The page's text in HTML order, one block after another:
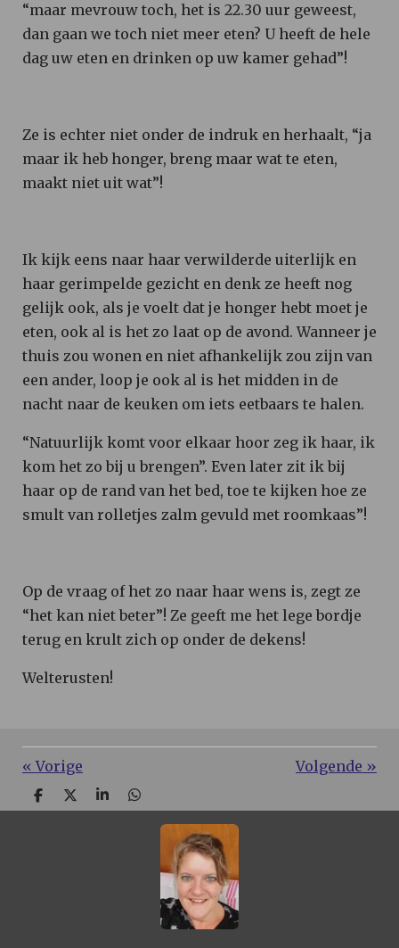
“maar mevrouw toch, het is 22.30 uur geweest,
dan gaan we toch niet meer eten? U heeft de hele
dag uw eten en drinken op uw kamer gehad”!
Ze is echter niet onder de indruk en herhaalt, “ja
maar ik heb honger, breng maar wat te eten,
maakt niet uit wat”!
Ik kijk eens naar haar verwilderde uiterlijk en
haar gerimpelde gezicht en denk ze heeft nog
gelijk ook, als je voelt dat je honger hebt moet je
eten, ook al is het zo laat op de avond. Wanneer je
thuis zou wonen en niet afhankelijk zou zijn van
een ander, loop je ook al is het midden in de
nacht naar de keuken om iets eetbaars te halen.
“Natuurlijk komt voor elkaar hoor zeg ik haar, ik
kom het zo bij u brengen”. Even later zit ik bij
haar op de rand van het bed, toe te kijken hoe ze
smult van rolletjes zalm gevuld met roomkaas”!
Op de vraag of het zo naar haar wens is, zegt ze
“het kan niet beter”! Ze geeft me het lege bordje
terug en krult zich op onder de dekens!
Welterusten!
«Vorige Volgende »
D
e
D
e
S
h
D
e